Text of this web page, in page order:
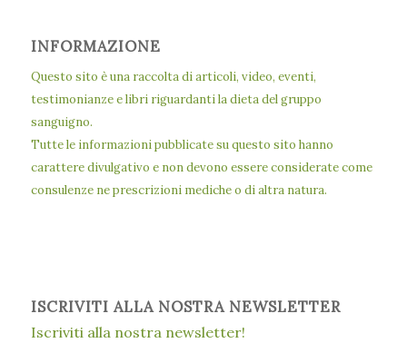
INFORMAZIONE
Questo sito è una raccolta di articoli, video, eventi,
testimonianze e libri riguardanti la dieta del gruppo
sanguigno.
Tutte le informazioni pubblicate su questo sito hanno
carattere divulgativo e non devono essere considerate come
consulenze ne prescrizioni mediche o di altra natura.
ISCRIVITI ALLA NOSTRA NEWSLETTER
Iscriviti alla nostra newsletter!